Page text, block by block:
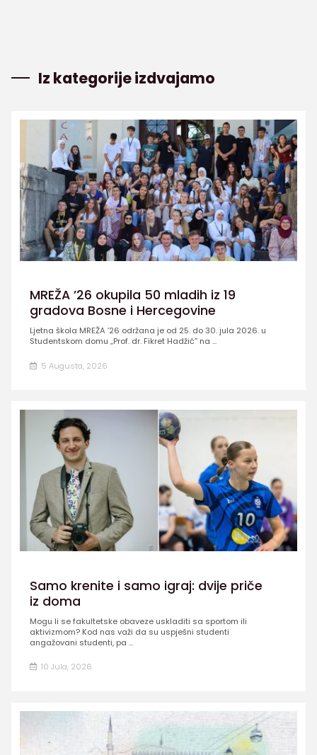
Iz kategorije izdvajamo
MREŽA ’26 okupila 50 mladih iz 19
gradova Bosne i Hercegovine
Ljetna škola MREŽA ’26 održana je od 25. do 30. jula 2026. u
Studentskom domu „Prof. dr. Fikret Hadžić” na ...
5 Augusta, 2026
Samo krenite i samo igraj: dvije priče
iz doma
Mogu li se fakultetske obaveze uskladiti sa sportom ili
aktivizmom? Kod nas važi da su uspješni studenti
angažovani studenti, pa ...
10 Jula, 2026